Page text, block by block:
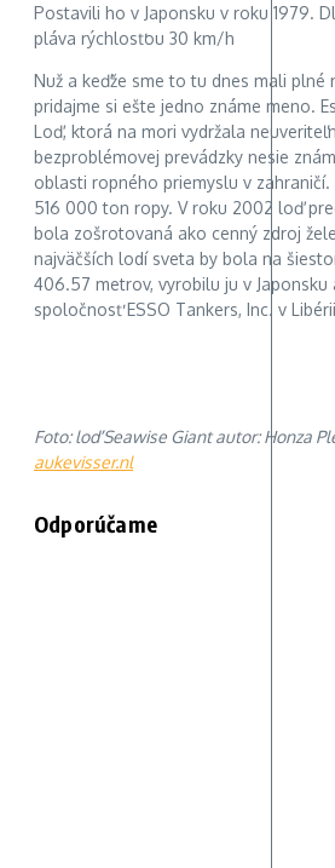
Postavili ho v Japonsku v roku 1979.
pláva rýchlosťou 30 km/h
Nuž a keďže sme to tu dnes mali plné
pridajme si ešte jedno známe meno.
Loď, ktorá na mori vydržala
bezproblémovej prevádzky nesie
oblasti ropného priemyslu v
516 000 ton ropy. V roku 2002 loď
bola zošrotovaná ako cenný zdroj
najväčších lodí sveta by bola na
406.57 metrov, vyrobilu ju v
spoločnosť ESSO Tankers, Inc. v
Foto: loď Seawise Giant autor: Honza
aukevisser.nl
Odporúčame